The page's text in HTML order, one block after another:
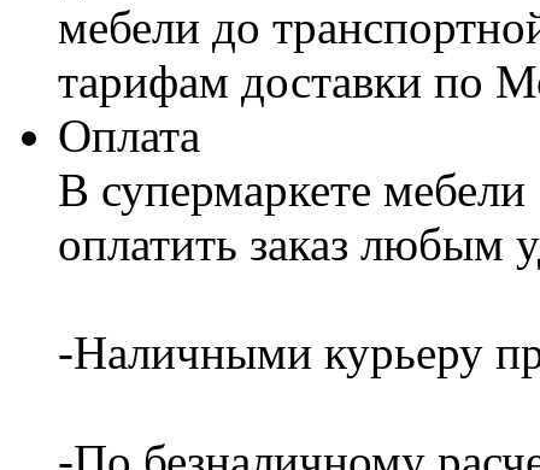
мебели до
тарифам доставки по
Оплата
В супермаркете
оплатить заказ любым
-Наличными курьеру